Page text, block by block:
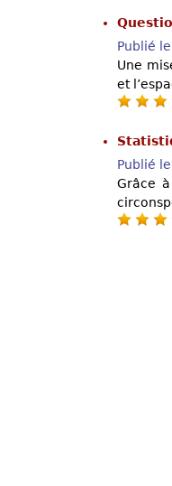
Publié
Une
et
Publié
Grâce